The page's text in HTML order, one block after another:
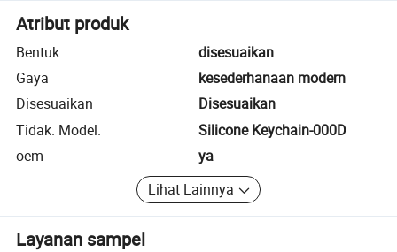
Atribut produk
Bentuk
disesuaikan
Gaya
kesederhanaan modern
Disesuaikan
Disesuaikan
Tidak. Model.
Silicone Keychain-000D
oem
ya
Lihat Lainnya
Layanan sampel